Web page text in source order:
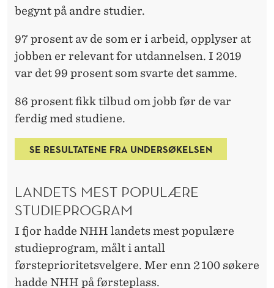
begynt på andre studier.
97 prosent av de som er i arbeid, opplyser at
jobben er relevant for utdannelsen. I 2019
var det 99 prosent som svarte det samme.
86 prosent fikk tilbud om jobb før de var
ferdig med studiene.
SE RESULTATENE FRA UNDERSØKELSEN
LANDETS MEST POPULÆRE
STUDIEPROGRAM
I fjor hadde NHH landets mest populære
studieprogram, målt i antall
førsteprioritetsvelgere. Mer enn 2 100 søkere
hadde NHH på førsteplass.